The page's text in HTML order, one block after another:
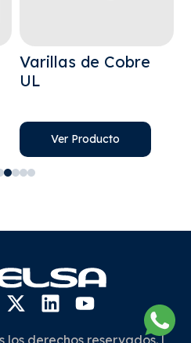
Varillas de Cobre
UL
Ver Producto
los derechos reservados. |